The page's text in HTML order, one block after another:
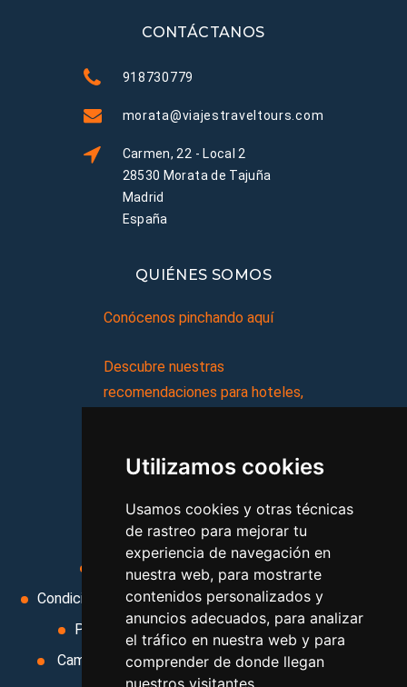
Utilizamos cookies
Usamos cookies y otras técnicas
de rastreo para mejorar tu
experiencia de navegación en
nuestra web, para mostrarte
contenidos personalizados y
anuncios adecuados, para analizar
el tráfico en nuestra web y para
comprender de donde llegan
nuestros visitantes.
CONTÁCTANOS
918730779
morata@viajestraveltours.com
Carmen, 22 - Local 2
28530 Morata de Tajuña
Madrid
España
QUIÉNES SOMOS
Conócenos pinchando aquí
Descubre nuestras
recomendaciones para hoteles,
viajes, y mucho más!
MI AGENCIA
Aviso legal
Condiciones de uso
Condiciones Generales
Ley de Viajes Combinados
Política de privacidad
Uso de cookies
Cambiar preferencias de cookies
Contacto